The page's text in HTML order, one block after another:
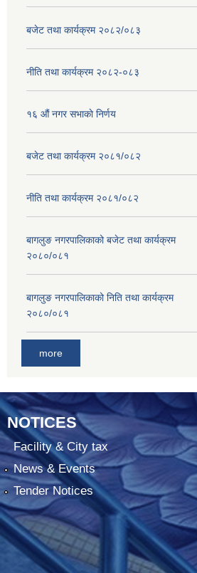
बजेट तथा कार्यक्रम २०८२/०८३
नीति तथा कार्यक्रम २०८२-०८३
१६ ‌औं नगर सभाकाे निर्णय
बजेट तथा कार्यक्रम २०८१/०८२
नीति तथा कार्यक्रम २०८१/०८२
बागलुङ नगरपालिकाको बजेट तथा कार्यक्रम
२०८०/०८१
बागलुङ नगरपालिकाको निति तथा कार्यक्रम
२०८०/०८१
more
NOTICES
Facility & City tax
News & Events
Tender Notices